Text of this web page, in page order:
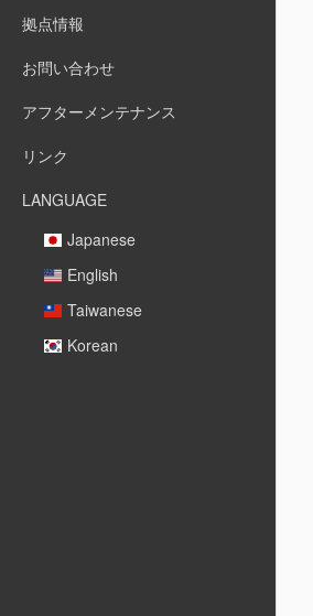
拠点情報
お問い合わせ
アフターメンテナンス
リンク
LANGUAGE
Japanese
English
Taiwanese
Korean